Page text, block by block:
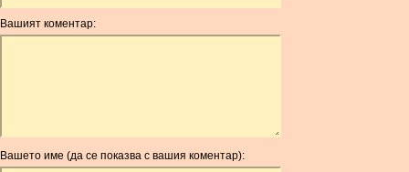
ANG
AOA
AUR
AWG
Вашият коментар:
Вашето име (да се показва с вашия коментар):